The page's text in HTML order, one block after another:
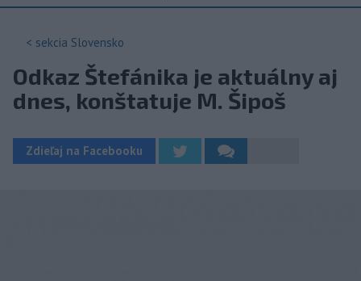
< sekcia Slovensko
Odkaz Štefánika je aktuálny aj
dnes, konštatuje M. Šipoš
Zdieľaj na Facebooku